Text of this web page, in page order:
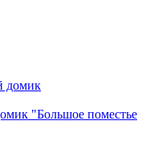
"Большое поместье